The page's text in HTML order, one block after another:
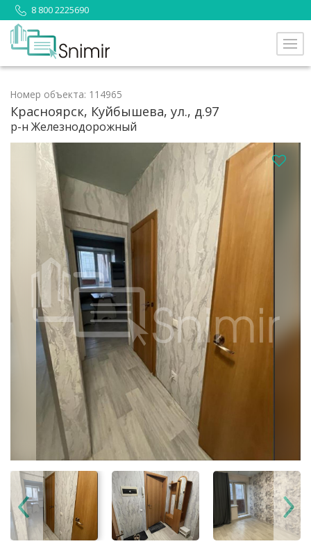
8 800 2225690
Номер объекта: 114965
Красноярск, Куйбышева, ул., д.97
р-н Железнодорожный